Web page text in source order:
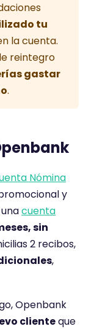
tu
la cuenta.
reintegro
gastar
.
Nómina
y
cuenta
sin
2 recibos,
,
Openbank
clienteque